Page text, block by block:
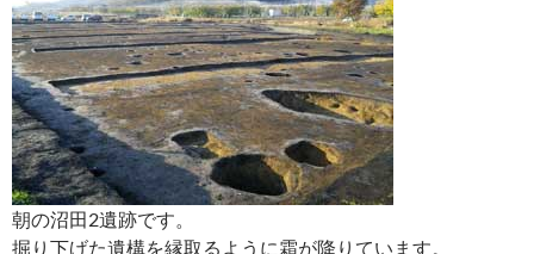
朝の沼田2遺跡です。
掘り下げた遺構を縁取るように霜が降りています。